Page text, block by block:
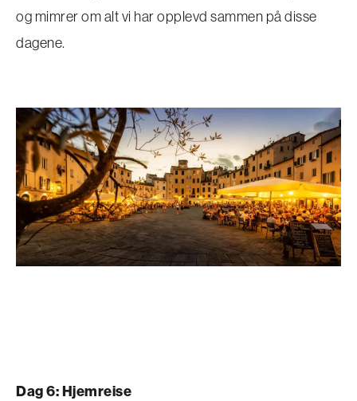
og mimrer om alt vi har opplevd sammen på disse
dagene.
Dag 6: Hjemreise